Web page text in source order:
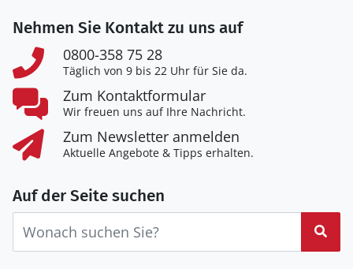
Nehmen Sie Kontakt zu uns auf
0800-358 75 28
Täglich von 9 bis 22 Uhr für Sie da.
Zum Kontaktformular
Wir freuen uns auf Ihre Nachricht.
Zum Newsletter anmelden
Aktuelle Angebote & Tipps erhalten.
Auf der Seite suchen